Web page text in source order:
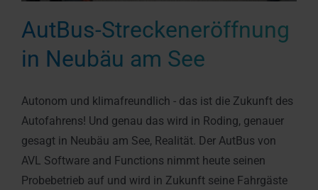
AutBus-Streckeneröffnung
in Neubäu am See
Autonom und klimafreundlich - das ist die Zukunft des
Autofahrens! Und genau das wird in Roding, genauer
gesagt in Neubäu am See, Realität. Der AutBus von
AVL Software and Functions nimmt heute seinen
Probebetrieb auf und wird in Zukunft seine Fahrgäste